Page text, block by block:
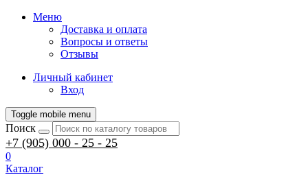
Меню
Доставка и оплата
Вопросы и ответы
Отзывы
Личный кабинет
Вход
Toggle mobile menu
Поиск
+7 (905) 000 - 25 - 25
0
Каталог